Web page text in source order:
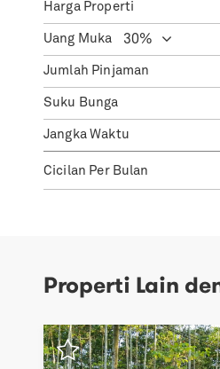
Harga Properti
Uang Muka
Jumlah Pinjaman
Suku Bunga
Jangka Waktu
Cicilan Per Bulan
Properti Lain
Previous